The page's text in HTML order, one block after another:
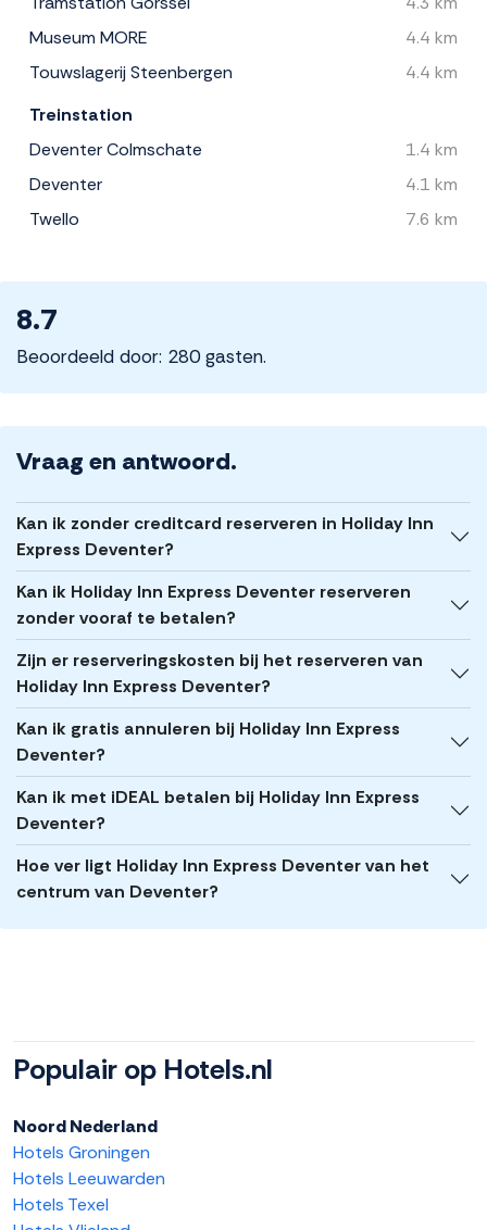
Museum MORE
4.4 km
Touwslagerij Steenbergen
4.4 km
Treinstation
Deventer Colmschate
1.4 km
Deventer
4.1 km
Twello
7.6 km
8.7
Beoordeeld door: 280 gasten.
Vraag en antwoord.
Kan ik zonder creditcard reserveren in Holiday Inn
Express Deventer?
Kan ik Holiday Inn Express Deventer reserveren
zonder vooraf te betalen?
Zijn er reserveringskosten bij het reserveren van
Holiday Inn Express Deventer?
Kan ik gratis annuleren bij Holiday Inn Express
Deventer?
Kan ik met iDEAL betalen bij Holiday Inn Express
Deventer?
Hoe ver ligt Holiday Inn Express Deventer van het
centrum van Deventer?
Populair op Hotels.nl
Noord Nederland
Hotels Groningen
Hotels Leeuwarden
Hotels Texel